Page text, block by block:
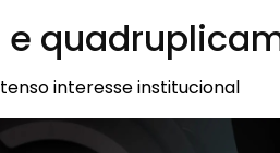
e
interesse institucional